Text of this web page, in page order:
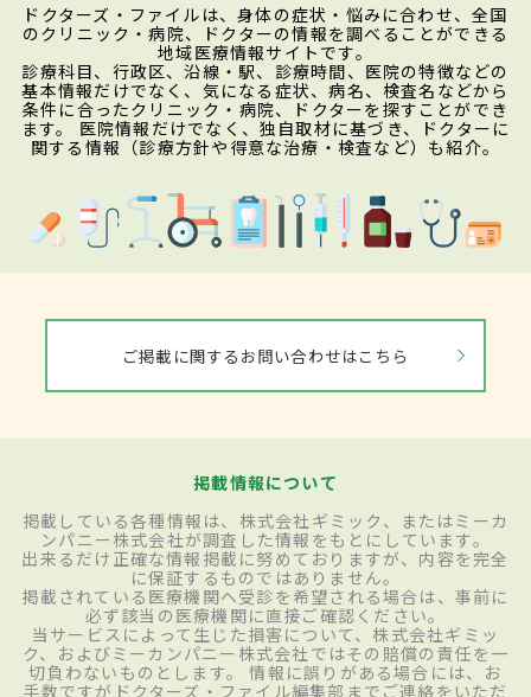
ドクターズ・ファイルは、身体の症状・悩みに合わせ、全国
のクリニック・病院、ドクターの情報を調べることができる
地域医療情報サイトです。
診療科目、行政区、沿線・駅、診療時間、医院の特徴などの
基本情報だけでなく、気になる症状、病名、検査名などから
条件に合ったクリニック・病院、ドクターを探すことができ
ます。 医院情報だけでなく、独自取材に基づき、ドクターに
関する情報（診療方針や得意な治療・検査など）も紹介。
ご掲載に関するお問い合わせはこちら
掲載情報について
掲載している各種情報は、株式会社ギミック、またはミーカ
ンパニー株式会社が調査した情報をもとにしています。
出来るだけ正確な情報掲載に努めておりますが、内容を完全
に保証するものではありません。
掲載されている医療機関へ受診を希望される場合は、事前に
必ず該当の医療機関に直接ご確認ください。
当サービスによって生じた損害について、株式会社ギミッ
ク、およびミーカンパニー株式会社ではその賠償の責任を一
切負わないものとします。 情報に誤りがある場合には、お
手数ですがドクターズ・ファイル編集部までご連絡をいただ